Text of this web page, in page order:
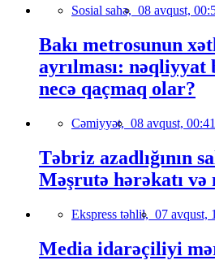
Sosial sahə, 08 avqust,
Bakı metrosunun
ayrılması: nəqliyyat
necə qaçmaq olar?
Cəmiyyət, 08 avqust, 00:41
Təbriz azadlığının
Məşrutə hərəkatı
Ekspress təhlil, 07 avqust,
Media idarəçiliyi